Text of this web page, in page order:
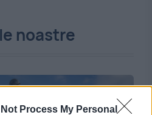
Not Process My Personal
noastre